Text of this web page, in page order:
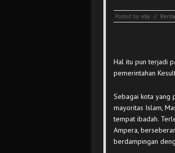
Posted by: elly //
Hal itu pun terjadi
pemerintahan
Sebagai kota yang
mayoritas Islam,
tempat ibadah.
Ampera,
berdampingan